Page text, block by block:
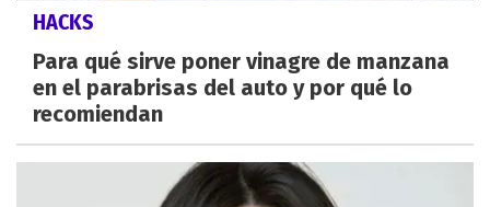
HACKS
Para qué sirve poner vinagre de manzana
en el parabrisas del auto y por qué lo
recomiendan